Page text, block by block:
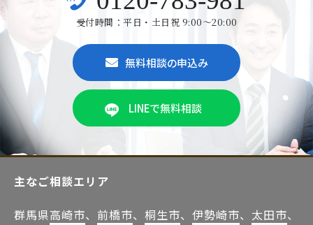
受付時間：平日・土日祝 9:00～20:00
無料相談の申込み
LINEで無料相談
主なご相談エリア
群馬県高崎市、 前橋市、 桐生市、 伊勢崎市、 太田市、